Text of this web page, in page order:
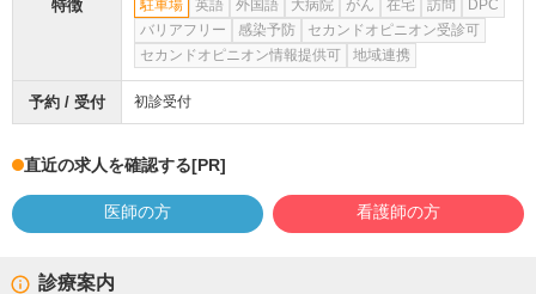
特徴
駐車場
英語 外国語 大病院 がん 在宅 訪問
DPC
バリアフリー
感染予防
セカンドオピニオン受診可
セカンドオピニオン情報提供可
地域連携
予約 / 受付 初診受付
直近の求人を確認する[PR]
医師の方 看護師の方
診療案内